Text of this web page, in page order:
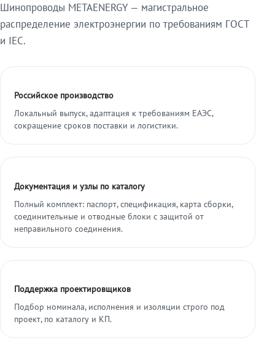
Шинопроводы METAENERGY — магистральное
распределение электроэнергии по требованиям ГОСТ
и IEC.
Российское производство
Локальный выпуск, адаптация к требованиям ЕАЭС,
сокращение сроков поставки и логистики.
Документация и узлы по каталогу
Полный комплект: паспорт, спецификация, карта сборки,
соединительные и отводные блоки с защитой от
неправильного соединения.
Поддержка проектировщиков
Подбор номинала, исполнения и изоляции строго под
проект, по каталогу и КП.